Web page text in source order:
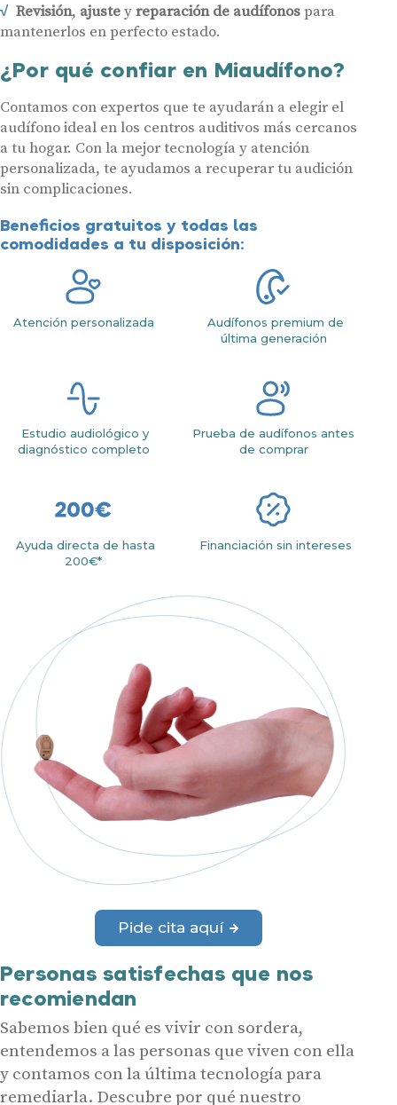
Revisión, ajusteyreparación de audífonospara
mantenerlos en perfecto estado.
¿Por qué confiar en Miaudífono?
Contamos con expertos que te ayudarán a elegir el
audífono ideal en los centros auditivos más cercanos
a tu hogar. Con la mejor tecnología y atención
personalizada, te ayudamos a recuperar tu audición
sin complicaciones.
Beneficios gratuitos y todas las
comodidades a tu disposición:
Atención personalizada
Audífonos premium de
última generación
Estudio audiológico y
diagnóstico completo
Prueba de audífonos antes
de comprar
Ayuda directa de hasta
200€*
Financiación sin intereses
Pide cita aquí
Personas satisfechas que nos
recomiendan
Sabemos bien qué es vivir con sordera,
entendemos a las personas que viven con ella
y contamos con la última tecnología para
remediarla. Descubre por qué nuestro